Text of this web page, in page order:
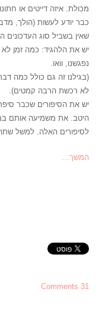
מכולת. איזה דייטים או
כבר יודע לעשות (הולך,
שאין בשביל סוג העדכונים
יש את הלהגיד: כמה זמן לא
נפגשנו, וואו.
(בגילנו זה גם כולל כמה
לא רכשת הרבה קמטים).
יש את הסיפורים שכבר
היטב. את משמיעה אותם
לסיפורים האלה. למשל
המשך…
31 Comments